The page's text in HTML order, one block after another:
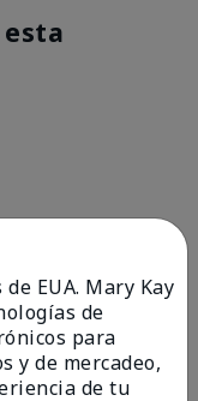
Ever
EUA. Mary Kay
de
para
y de mercadeo,
de tu